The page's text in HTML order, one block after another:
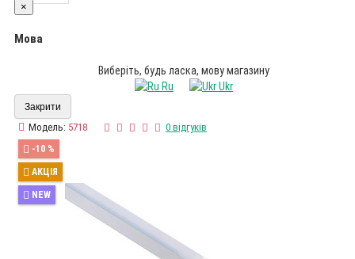
×
Мова
Виберіть, будь ласка, мову магазину
Ru
Ukr
Закрити
Модель: 5718 0 відгуків
-10 %
АКЦІЯ
NEW